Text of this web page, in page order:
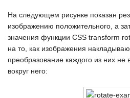
На следующем рисунке показан
изображению положительного, а
значения функции CSS transform
на то, как изображения
преобразование каждого из них не
вокруг него: